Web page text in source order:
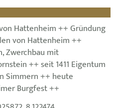
Hattenheim ++ Gründung
von Hattenheim ++
Zwerchbau mit
++ seit 1411 Eigentum
Simmern ++ heute
Burgfest ++